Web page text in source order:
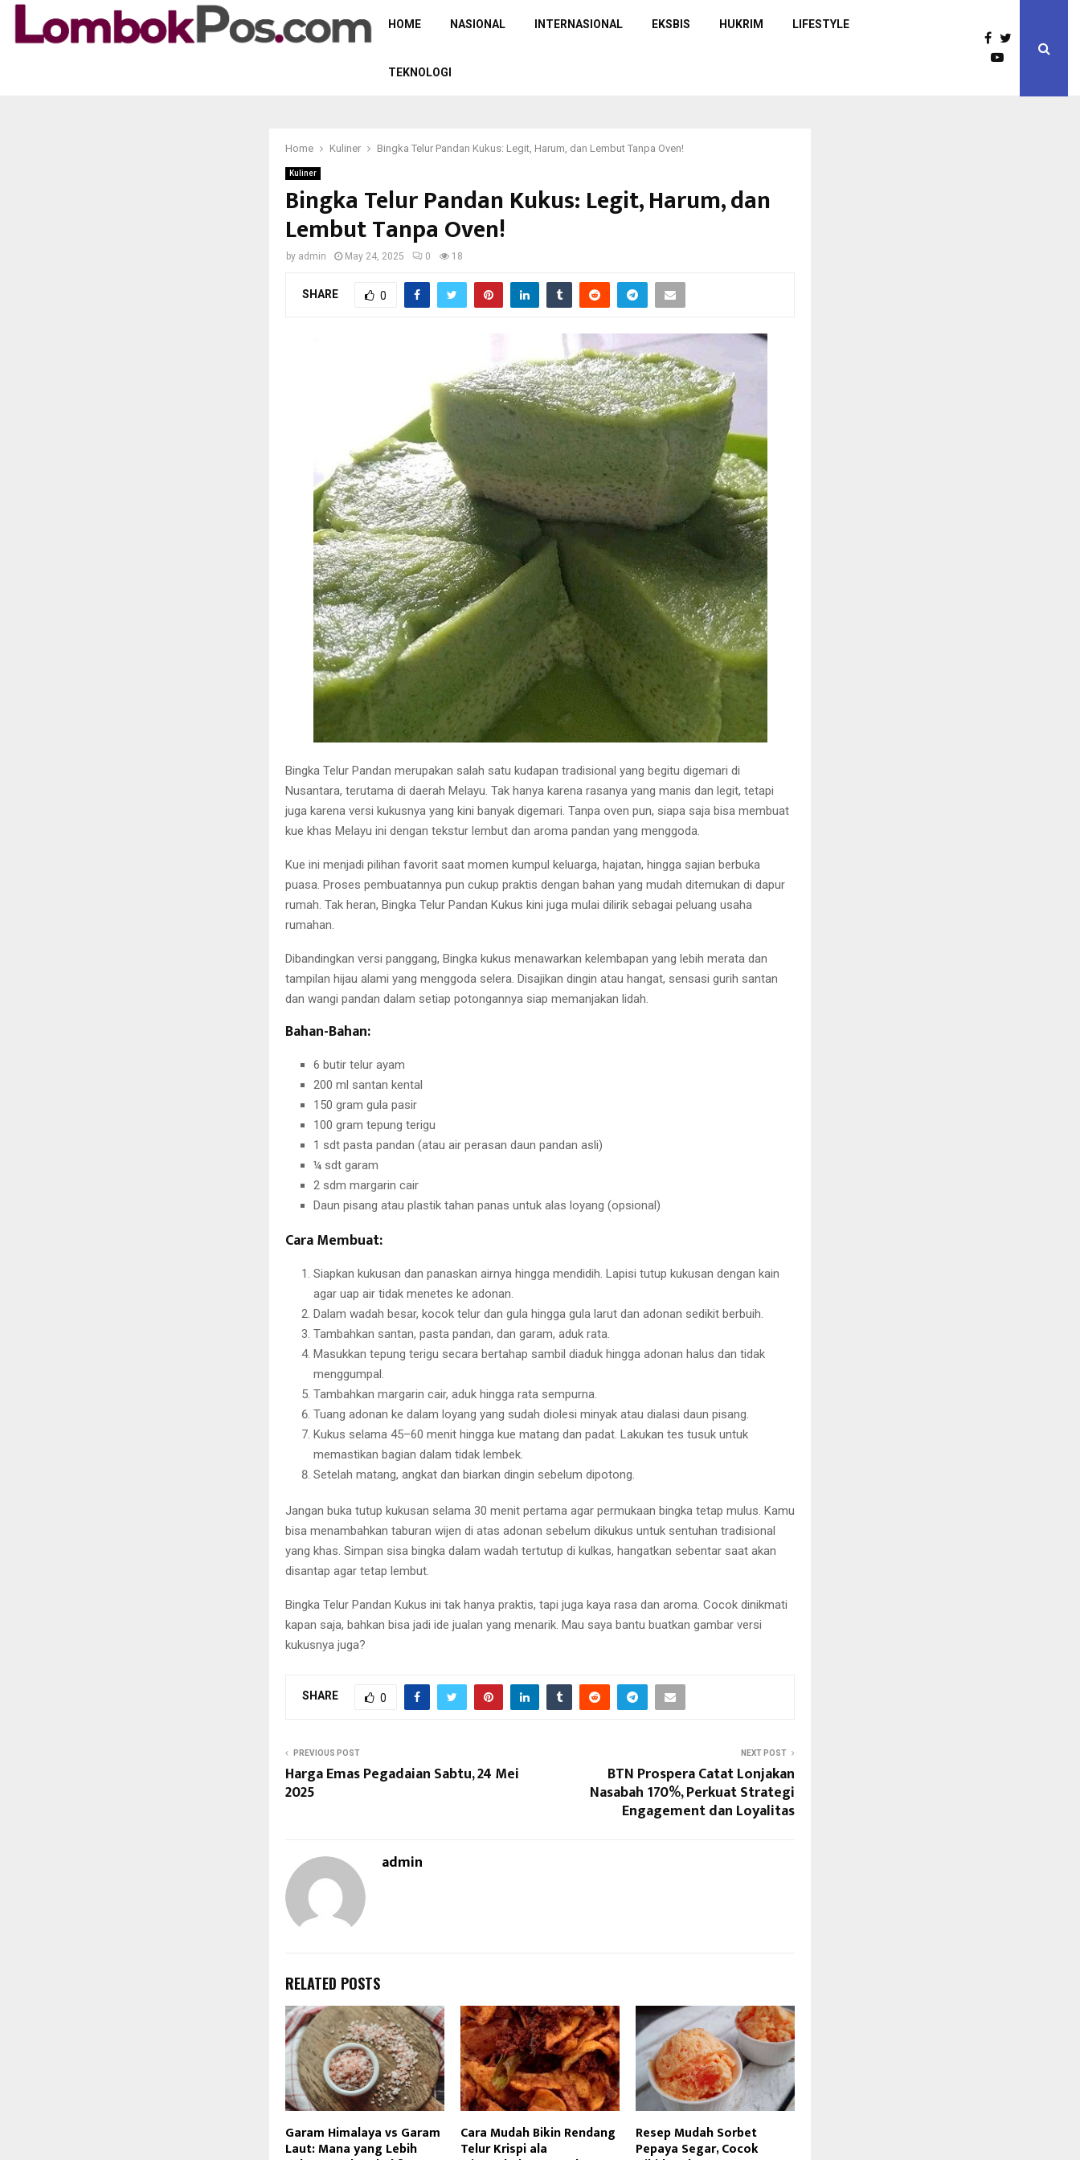
HOME NASIONAL INTERNASIONAL EKSBIS HUKRIM LIFESTYLE
TEKNOLOGI
Home Kuliner Bingka Telur Pandan Kukus: Legit, Harum, dan Lembut Tanpa Oven!
Kuliner
Bingka Telur Pandan Kukus: Legit, Harum, dan
Lembut Tanpa Oven!
by admin May 24, 2025 0 18
SHARE 0
Bingka Telur Pandan merupakan salah satu kudapan tradisional yang begitu digemari di
Nusantara, terutama di daerah Melayu. Tak hanya karena rasanya yang manis dan legit, tetapi
juga karena versi kukusnya yang kini banyak digemari. Tanpa oven pun, siapa saja bisa membuat
kue khas Melayu ini dengan tekstur lembut dan aroma pandan yang menggoda.
Kue ini menjadi pilihan favorit saat momen kumpul keluarga, hajatan, hingga sajian berbuka
puasa. Proses pembuatannya pun cukup praktis dengan bahan yang mudah ditemukan di dapur
rumah. Tak heran, Bingka Telur Pandan Kukus kini juga mulai dilirik sebagai peluang usaha
rumahan.
Dibandingkan versi panggang, Bingka kukus menawarkan kelembapan yang lebih merata dan
tampilan hijau alami yang menggoda selera. Disajikan dingin atau hangat, sensasi gurih santan
dan wangi pandan dalam setiap potongannya siap memanjakan lidah.
Bahan-Bahan:
6 butir telur ayam
200 ml santan kental
150 gram gula pasir
100 gram tepung terigu
1 sdt pasta pandan (atau air perasan daun pandan asli)
¼ sdt garam
2 sdm margarin cair
Daun pisang atau plastik tahan panas untuk alas loyang (opsional)
Cara Membuat:
Siapkan kukusan dan panaskan airnya hingga mendidih. Lapisi tutup kukusan dengan kain
agar uap air tidak menetes ke adonan.
Dalam wadah besar, kocok telur dan gula hingga gula larut dan adonan sedikit berbuih.
Tambahkan santan, pasta pandan, dan garam, aduk rata.
Masukkan tepung terigu secara bertahap sambil diaduk hingga adonan halus dan tidak
menggumpal.
Tambahkan margarin cair, aduk hingga rata sempurna.
Tuang adonan ke dalam loyang yang sudah diolesi minyak atau dialasi daun pisang.
Kukus selama 45–60 menit hingga kue matang dan padat. Lakukan tes tusuk untuk
memastikan bagian dalam tidak lembek.
Setelah matang, angkat dan biarkan dingin sebelum dipotong.
Jangan buka tutup kukusan selama 30 menit pertama agar permukaan bingka tetap mulus. Kamu
bisa menambahkan taburan wijen di atas adonan sebelum dikukus untuk sentuhan tradisional
yang khas. Simpan sisa bingka dalam wadah tertutup di kulkas, hangatkan sebentar saat akan
disantap agar tetap lembut.
Bingka Telur Pandan Kukus ini tak hanya praktis, tapi juga kaya rasa dan aroma. Cocok dinikmati
kapan saja, bahkan bisa jadi ide jualan yang menarik. Mau saya bantu buatkan gambar versi
kukusnya juga?
SHARE 0
PREVIOUS POST
Harga Emas Pegadaian Sabtu, 24 Mei
2025
NEXT POST
BTN Prospera Catat Lonjakan
Nasabah 170%, Perkuat Strategi
Engagement dan Loyalitas
admin
RELATED POSTS
Garam Himalaya vs Garam
Laut: Mana yang Lebih
Cara Mudah Bikin Rendang
Telur Krispi ala
Resep Mudah Sorbet
Pepaya Segar, Cocok